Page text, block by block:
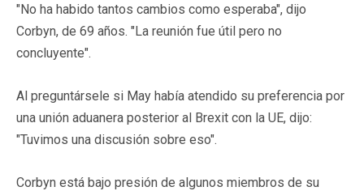
"No ha habido tantos cambios como esperaba", dijo
Corbyn, de 69 años. "La reunión fue útil pero no
concluyente".
Al preguntársele si May había atendido su preferencia por
una unión aduanera posterior al Brexit con la UE, dijo:
"Tuvimos una discusión sobre eso".
Corbyn está bajo presión de algunos miembros de su